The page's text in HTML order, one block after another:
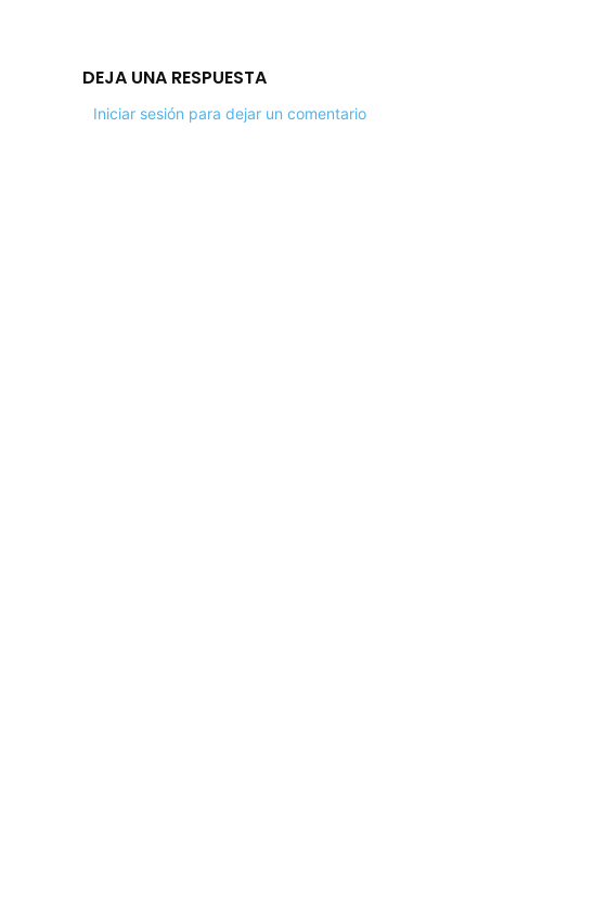
DEJA UNA RESPUESTA
Iniciar sesión para dejar un comentario